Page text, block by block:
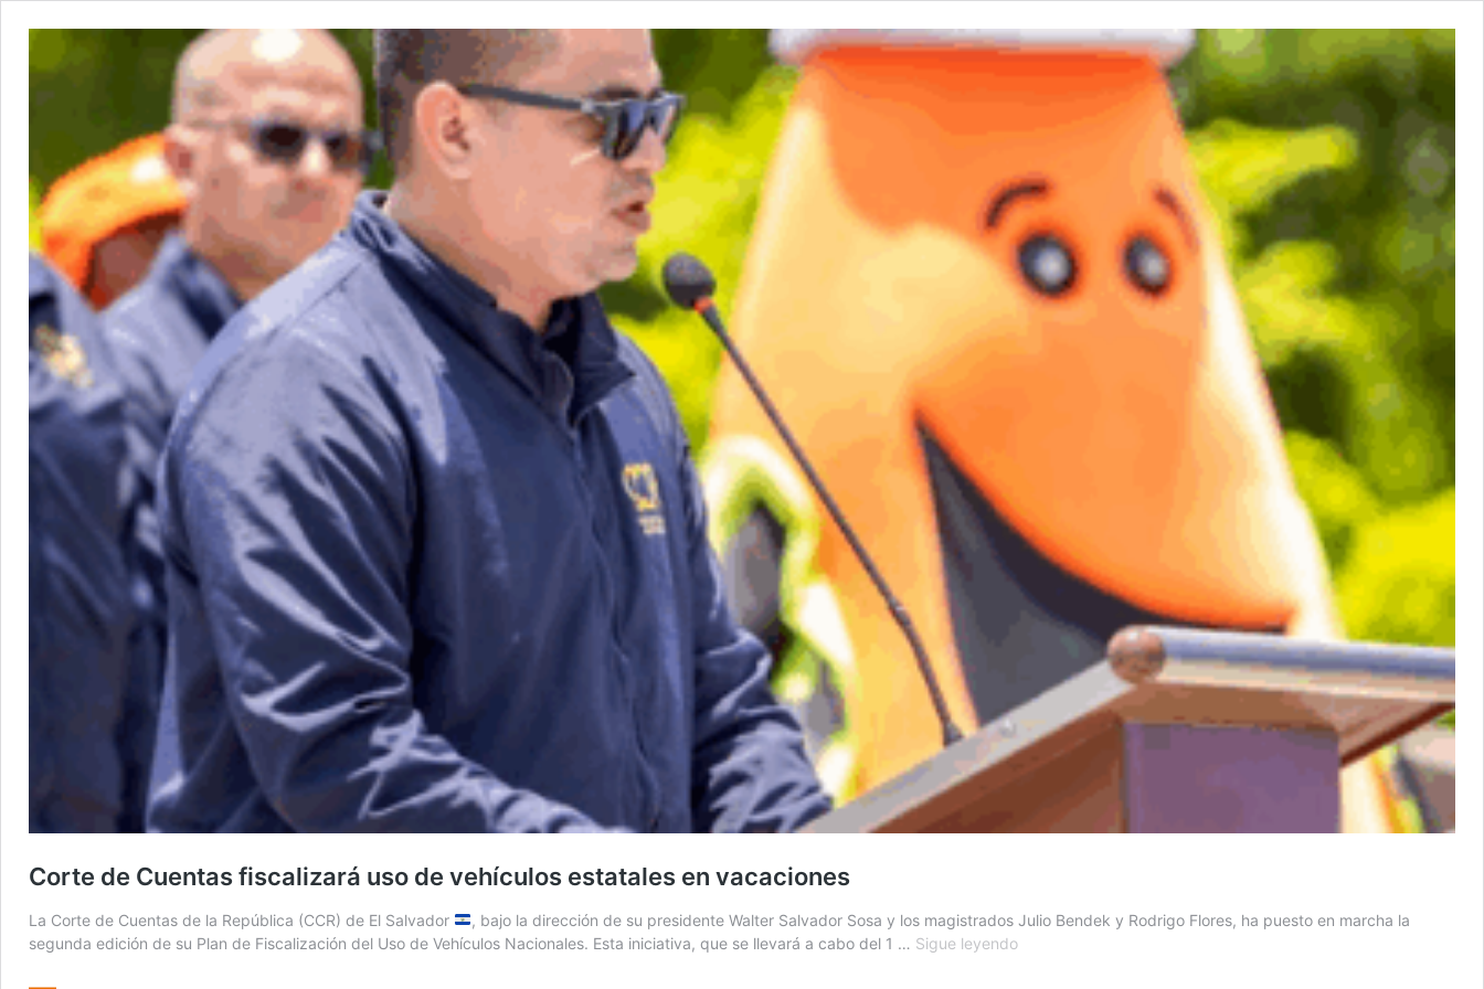
Corte de Cuentas fiscalizará uso de vehículos estatales en vacaciones
La Corte de Cuentas de la República (CCR) de El Salvador
, bajo la dirección de su presidente Walter Salvador Sosa y los magistrados Julio Bendek y Rodrigo Flores, ha puesto en marcha la
segunda edición de su Plan de Fiscalización del Uso de Vehículos Nacionales. Esta iniciativa, que se llevará a cabo del 1 … Sigue leyendoCorte